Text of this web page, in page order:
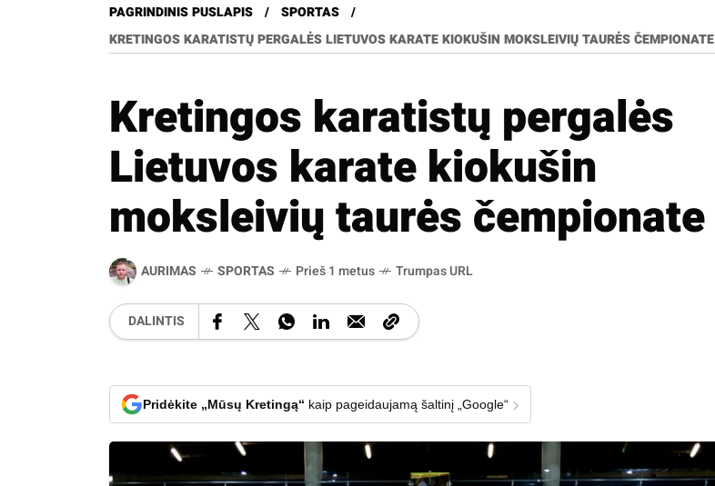
PAGRINDINIS PUSLAPIS
SPORTAS
KRETINGOS KARATISTŲ PERGALĖS LIETUVOS KARATE KIOKUŠIN MOKSLEIVIŲ TAURĖS ČEMPIONATE
Kretingos karatistų pergalės
Lietuvos karate kiokušin
moksleivių taurės čempionate
AURIMAS SPORTAS Prieš 1 metus Trumpas URL
DALINTIS
Pridėkite „Mūsų Kretingą“ kaip pageidaujamą šaltinį „Google“ ›